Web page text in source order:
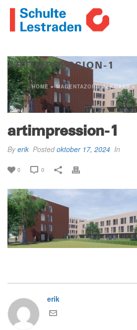
ARTIMPRESSION-1
HOME»MAGENTAZORG ALKMAAR»
artimpression-1
Byerik Postedoktober 17, 2024 In
0 0
erik